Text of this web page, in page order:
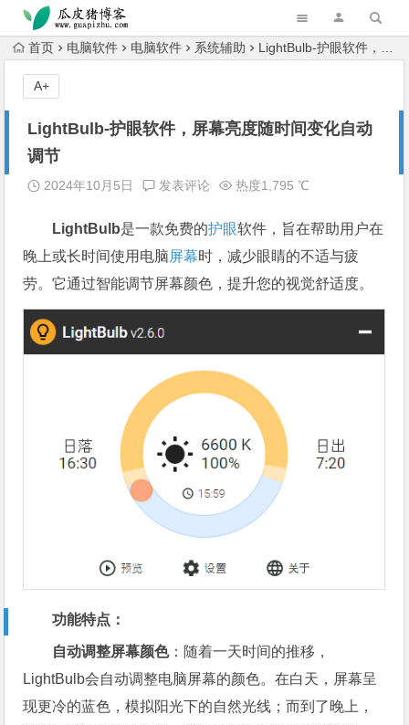
跳转到主内容
首页 电脑软件 电脑软件 系统辅助 LightBulb-护眼软件，屏幕亮度随时间变化自动调节
LightBulb-护眼软件，屏幕亮度随时间变化自动
调节
2024年10月5日 发表评论 热度1,795 ℃
LightBulb是一款免费的护眼软件，旨在帮助用户在
晚上或长时间使用电脑屏幕时，减少眼睛的不适与疲
劳。它通过智能调节屏幕颜色，提升您的视觉舒适度。
功能特点：
自动调整屏幕颜色：随着一天时间的推移，
LightBulb会自动调整电脑屏幕的颜色。在白天，屏幕呈
现更冷的蓝色，模拟阳光下的自然光线；而到了晚上，
A+